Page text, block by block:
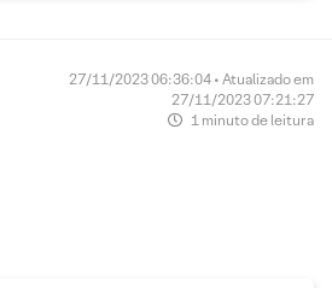
27/11/2023 06:36:04 • Atualizado em
27/11/2023 07:21:27
1 minuto de leitura